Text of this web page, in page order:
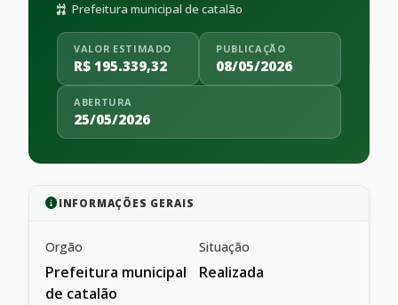
Prefeitura municipal de catalão
VALOR ESTIMADO
R$ 195.339,32
PUBLICAÇÃO
08/05/2026
ABERTURA
25/05/2026
INFORMAÇÕES GERAIS
Orgão
Prefeitura municipal
de catalão
Situação
Realizada